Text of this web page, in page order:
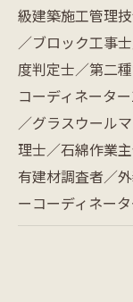
級建築施工管理
／ブロック工事
度判定士／第二
コーディネータ
／グラスウール
理士／石綿作業
有建材調査者／
ーコーディネー